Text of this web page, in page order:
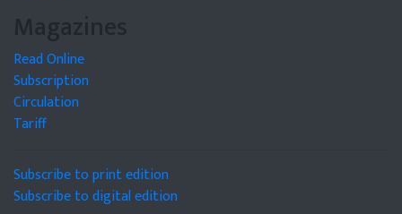
Magazines
Read Online
Subscription
Circulation
Tariff
Subscribe to print edition
Subscribe to digital edition